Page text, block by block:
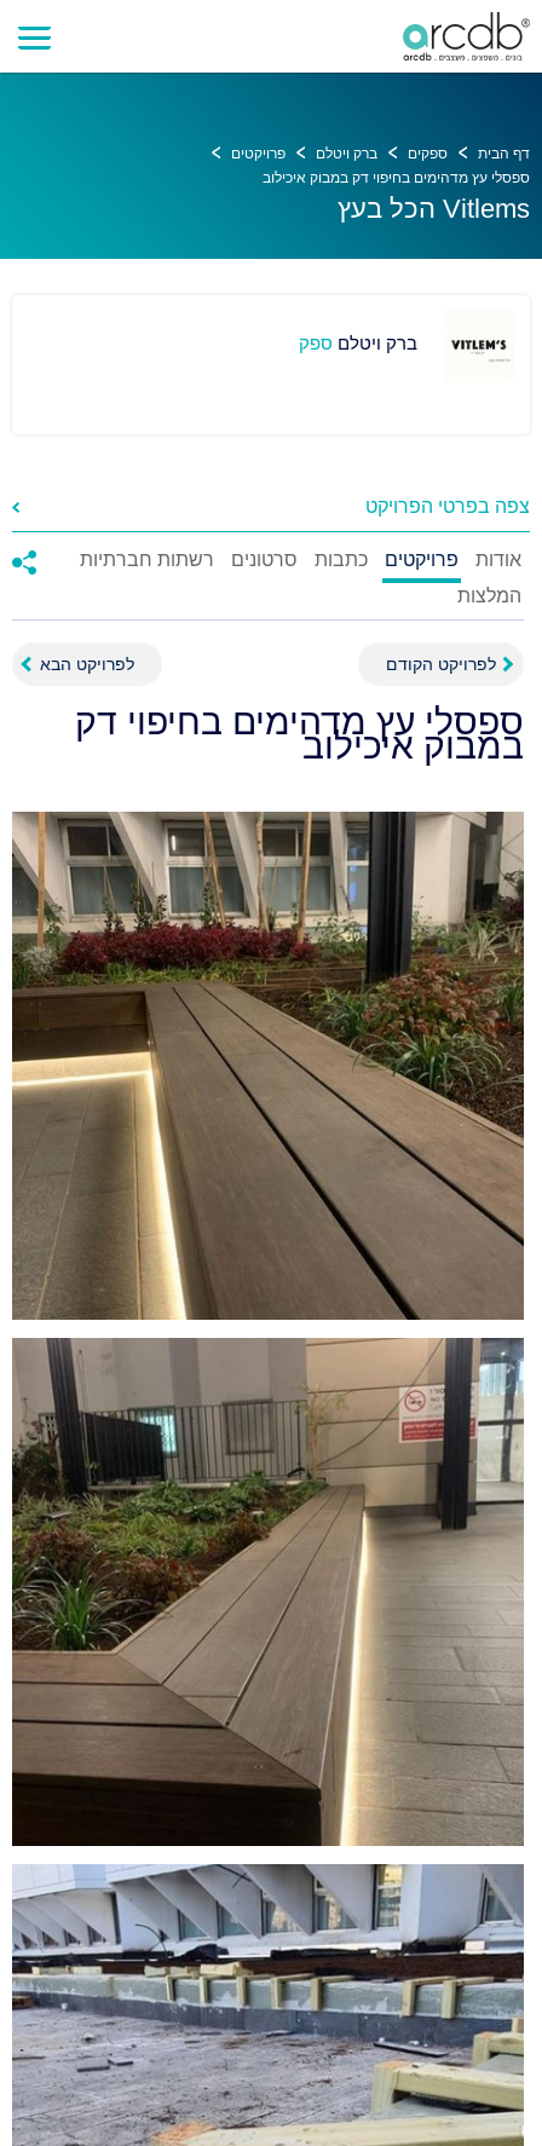
דף הבית ספקים ברק ויטלם
פרויקטים
ספסלי עץ מדהימים בחיפוי דק במבוק איכילוב
Vitlems הכל בעץ
ברק ויטלם ספק
צפה בפרטי הפרויקט
אודות פרויקטים כתבות סרטונים
רשתות חברתיות
המלצות
לפרויקט הקודם לפרויקט הבא
ספסלי עץ מדהימים בחיפוי דק
במבוק איכילוב